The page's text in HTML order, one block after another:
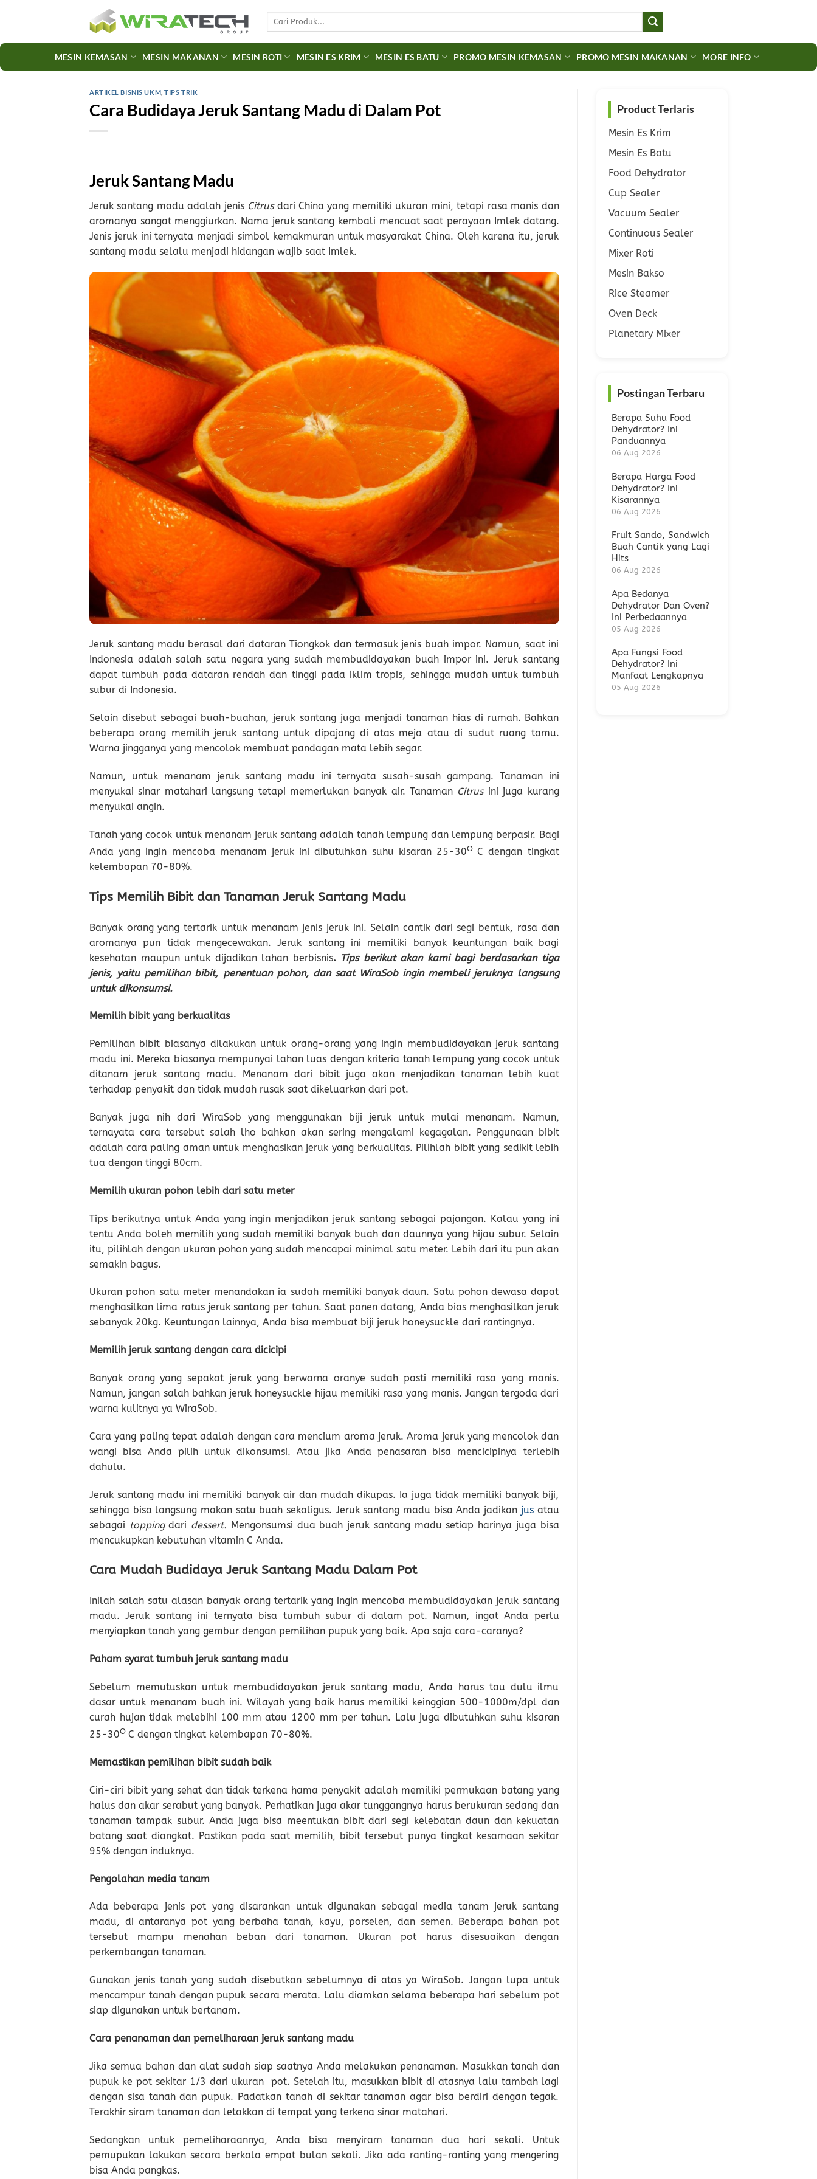
Search
MESIN KEMASAN MESIN MAKANAN MESIN ROTI MESIN ES KRIM MESIN ES BATU PROMO MESIN KEMASAN PROMO MESIN MAKANAN MORE INFO
ARTIKEL BISNIS UKM ,TIPS TRIK
Cara Budidaya Jeruk Santang Madu di Dalam Pot
Jeruk Santang Madu
Jeruk santang madu adalah jenis Citrus dari China yang memiliki ukuran mini, tetapi rasa manis dan
aromanya sangat menggiurkan. Nama jeruk santang kembali mencuat saat perayaan Imlek datang.
Jenis jeruk ini ternyata menjadi simbol kemakmuran untuk masyarakat China. Oleh karena itu, jeruk
santang madu selalu menjadi hidangan wajib saat Imlek.
Jeruk santang madu berasal dari dataran Tiongkok dan termasuk jenis buah impor. Namun, saat ini
Indonesia adalah salah satu negara yang sudah membudidayakan buah impor ini. Jeruk santang
dapat tumbuh pada dataran rendah dan tinggi pada iklim tropis, sehingga mudah untuk tumbuh
subur di Indonesia.
Selain disebut sebagai buah-buahan, jeruk santang juga menjadi tanaman hias di rumah. Bahkan
beberapa orang memilih jeruk santang untuk dipajang di atas meja atau di sudut ruang tamu.
Warna jingganya yang mencolok membuat pandagan mata lebih segar.
Namun, untuk menanam jeruk santang madu ini ternyata susah-susah gampang. Tanaman ini
menyukai sinar matahari langsung tetapi memerlukan banyak air. Tanaman Citrus ini juga kurang
menyukai angin.
Tanah yang cocok untuk menanam jeruk santang adalah tanah lempung dan lempung berpasir. Bagi
Anda yang ingin mencoba menanam jeruk ini dibutuhkan suhu kisaran 25-30O C dengan tingkat
kelembapan 70-80%.
Tips Memilih Bibit dan Tanaman Jeruk Santang Madu
Banyak orang yang tertarik untuk menanam jenis jeruk ini. Selain cantik dari segi bentuk, rasa dan
aromanya pun tidak mengecewakan. Jeruk santang ini memiliki banyak keuntungan baik bagi
kesehatan maupun untuk dijadikan lahan berbisnis. Tips berikut akan kami bagi berdasarkan tiga
jenis, yaitu pemilihan bibit, penentuan pohon, dan saat WiraSob ingin membeli jeruknya langsung
untuk dikonsumsi.
Memilih bibit yang berkualitas
Pemilihan bibit biasanya dilakukan untuk orang-orang yang ingin membudidayakan jeruk santang
madu ini. Mereka biasanya mempunyai lahan luas dengan kriteria tanah lempung yang cocok untuk
ditanam jeruk santang madu. Menanam dari bibit juga akan menjadikan tanaman lebih kuat
terhadap penyakit dan tidak mudah rusak saat dikeluarkan dari pot.
Banyak juga nih dari WiraSob yang menggunakan biji jeruk untuk mulai menanam. Namun,
ternayata cara tersebut salah lho bahkan akan sering mengalami kegagalan. Penggunaan bibit
adalah cara paling aman untuk menghasikan jeruk yang berkualitas. Pilihlah bibit yang sedikit lebih
tua dengan tinggi 80cm.
Memilih ukuran pohon lebih dari satu meter
Tips berikutnya untuk Anda yang ingin menjadikan jeruk santang sebagai pajangan. Kalau yang ini
tentu Anda boleh memilih yang sudah memiliki banyak buah dan daunnya yang hijau subur. Selain
itu, pilihlah dengan ukuran pohon yang sudah mencapai minimal satu meter. Lebih dari itu pun akan
semakin bagus.
Ukuran pohon satu meter menandakan ia sudah memiliki banyak daun. Satu pohon dewasa dapat
menghasilkan lima ratus jeruk santang per tahun. Saat panen datang, Anda bias menghasilkan jeruk
sebanyak 20kg. Keuntungan lainnya, Anda bisa membuat biji jeruk honeysuckle dari rantingnya.
Memilih jeruk santang dengan cara dicicipi
Banyak orang yang sepakat jeruk yang berwarna oranye sudah pasti memiliki rasa yang manis.
Namun, jangan salah bahkan jeruk honeysuckle hijau memiliki rasa yang manis. Jangan tergoda dari
warna kulitnya ya WiraSob.
Cara yang paling tepat adalah dengan cara mencium aroma jeruk. Aroma jeruk yang mencolok dan
wangi bisa Anda pilih untuk dikonsumsi. Atau jika Anda penasaran bisa mencicipinya terlebih
dahulu.
Jeruk santang madu ini memiliki banyak air dan mudah dikupas. Ia juga tidak memiliki banyak biji,
sehingga bisa langsung makan satu buah sekaligus. Jeruk santang madu bisa Anda jadikan jusatau
sebagai toppingdari dessert. Mengonsumsi dua buah jeruk santang madu setiap harinya juga bisa
mencukupkan kebutuhan vitamin C Anda.
Cara Mudah Budidaya Jeruk Santang Madu Dalam Pot
Inilah salah satu alasan banyak orang tertarik yang ingin mencoba membudidayakan jeruk santang
madu. Jeruk santang ini ternyata bisa tumbuh subur di dalam pot. Namun, ingat Anda perlu
menyiapkan tanah yang gembur dengan pemilihan pupuk yang baik. Apa saja cara-caranya?
Paham syarat tumbuh jeruk santang madu
Sebelum memutuskan untuk membudidayakan jeruk santang madu, Anda harus tau dulu ilmu
dasar untuk menanam buah ini. Wilayah yang baik harus memiliki keinggian 500-1000m/dpl dan
curah hujan tidak melebihi 100 mm atau 1200 mm per tahun. Lalu juga dibutuhkan suhu kisaran
25-30O C dengan tingkat kelembapan 70-80%.
Memastikan pemilihan bibit sudah baik
Ciri-ciri bibit yang sehat dan tidak terkena hama penyakit adalah memiliki permukaan batang yang
halus dan akar serabut yang banyak. Perhatikan juga akar tunggangnya harus berukuran sedang dan
tanaman tampak subur. Anda juga bisa meentukan bibit dari segi kelebatan daun dan kekuatan
batang saat diangkat. Pastikan pada saat memilih, bibit tersebut punya tingkat kesamaan sekitar
95% dengan induknya.
Pengolahan media tanam
Ada beberapa jenis pot yang disarankan untuk digunakan sebagai media tanam jeruk santang
madu, di antaranya pot yang berbaha tanah, kayu, porselen, dan semen. Beberapa bahan pot
tersebut mampu menahan beban dari tanaman. Ukuran pot harus disesuaikan dengan
perkembangan tanaman.
Gunakan jenis tanah yang sudah disebutkan sebelumnya di atas ya WiraSob. Jangan lupa untuk
mencampur tanah dengan pupuk secara merata. Lalu diamkan selama beberapa hari sebelum pot
siap digunakan untuk bertanam.
Cara penanaman dan pemeliharaan jeruk santang madu
Jika semua bahan dan alat sudah siap saatnya Anda melakukan penanaman. Masukkan tanah dan
pupuk ke pot sekitar 1/3 dari ukuran pot. Setelah itu, masukkan bibit di atasnya lalu tambah lagi
dengan sisa tanah dan pupuk. Padatkan tanah di sekitar tanaman agar bisa berdiri dengan tegak.
Terakhir siram tanaman dan letakkan di tempat yang terkena sinar matahari.
Sedangkan untuk pemeliharaannya, Anda bisa menyiram tanaman dua hari sekali. Untuk
pemupukan lakukan secara berkala empat bulan sekali. Jika ada ranting-ranting yang mengering
bisa Anda pangkas.
Product Terlaris
Mesin Es Krim
Mesin Es Batu
Food Dehydrator
Cup Sealer
Vacuum Sealer
Continuous Sealer
Mixer Roti
Mesin Bakso
Rice Steamer
Oven Deck
Planetary Mixer
Postingan Terbaru
Berapa Suhu Food
Dehydrator? Ini
Panduannya
06 Aug 2026
Berapa Harga Food
Dehydrator? Ini
Kisarannya
06 Aug 2026
Fruit Sando, Sandwich
Buah Cantik yang Lagi
Hits
06 Aug 2026
Apa Bedanya
Dehydrator Dan Oven?
Ini Perbedaannya
05 Aug 2026
Apa Fungsi Food
Dehydrator? Ini
Manfaat Lengkapnya
05 Aug 2026